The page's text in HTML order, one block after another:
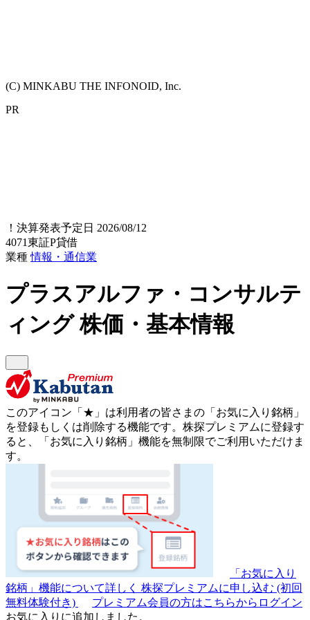
(C) MINKABU THE INFONOID, Inc.
PR
！ 決算発表予定日 2026/08/12
4071東証P貸借
業種情報・通信業
プラスアルファ・コンサルテ
ィング株価・基本情報
このアイコン 「★」 は利用者の皆さまの 「お気に入り銘柄」
を登録もしくは削除する機能です。 株探プレミアムに登録す
ると、「お気に入り銘柄」機能を無制限でご利用いただけま
す。
「お気に入り
銘柄」機能について詳しく 株探プレミアムに申し込む (初回
無料体験付き)
プレミアム会員の方はこちらからログイン
お気に入りに追加しました。